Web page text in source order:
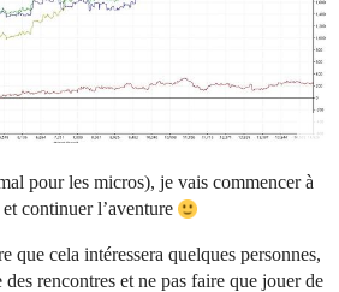
pour les micros), je vais commencer à
continuer l’aventure
que cela intéressera quelques personnes,
rencontres et ne pas faire que jouer de